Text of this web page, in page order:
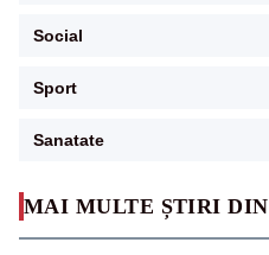
MAI MULTE ȘTIRI DIN
Social
Sport
Sanatate